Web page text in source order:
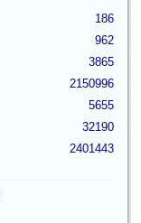
186
962
3865
2150996
5655
32190
2401443